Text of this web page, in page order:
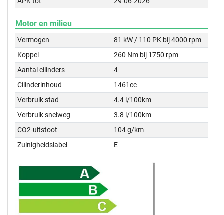
Motor en milieu
Vermogen
81 kW / 110 PK bij 4000 rpm
Koppel
260 Nm bij 1750 rpm
Aantal cilinders
4
Cilinderinhoud
1461cc
Verbruik stad
4.4 l/100km
Verbruik snelweg
3.8 l/100km
CO2-uitstoot
104 g/km
Zuinigheidslabel
E